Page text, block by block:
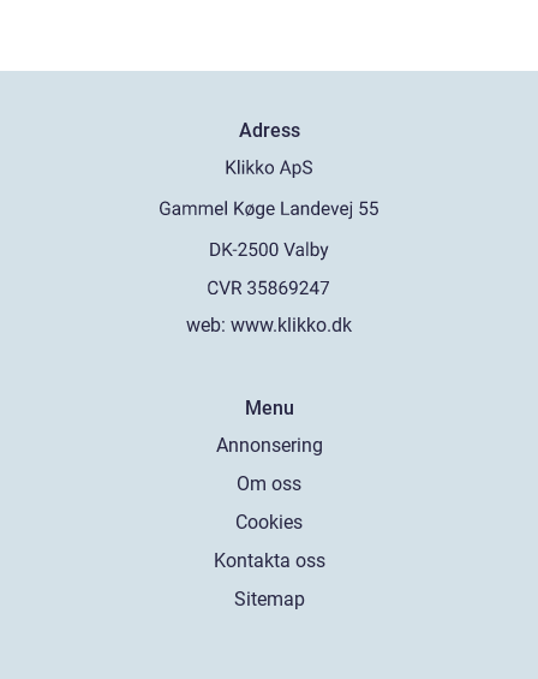
Adress
web: www.klikko.dk
Menu
Annonsering
Om oss
Cookies
Kontakta oss
Sitemap